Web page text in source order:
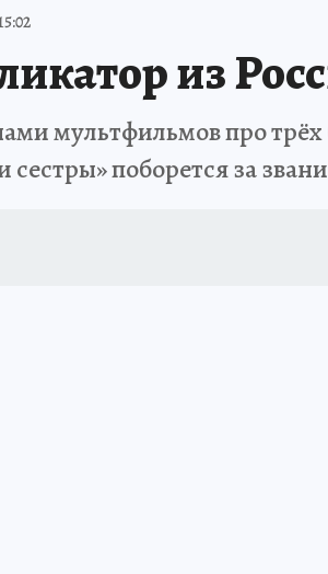
СЕБЕ
из
мультфильмов про
поборется за